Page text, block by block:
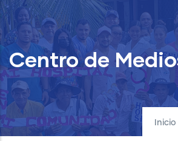
Centro de
Inicio